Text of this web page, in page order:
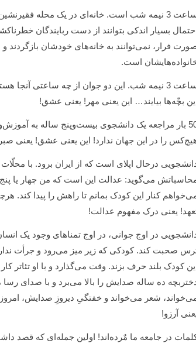
ساعت 3 نیمه شب است. خانه‌ای در یک محله
بسیار اندکی بتوانند از دست ربایندگان
فرار، نمی‌توانند به خانه‌های خودشان
است.
بچّه‌ها بیایند… این یعنی مهر! یعنی عشق!
50 بار مراجعه یک دانشجوی بیست‌وپنج ساله به
را در این جهان ندارد! این یعنی عشق! یعنی
درحال اپلای است که از ایران برود. با
می‌گوید: عدالت این است که من چهار یا
کنار این کودک بمانم تا راهش را پیدا کند.
یعنی درک مفهوم عدالت!
در اوج جوانی، در اوج تمناهای وجود یک
صحبت کند. کودکی که زیر میز می‌رود و جرأت
کودک بلند حرف بزند. وقت می‌گذارد و با او
ده ساله صدایش را بالا می‌برد و با صدای
شعر می‌خواند و خفتگیِ دیروزِ صدایش،
آرزو!
در جامعه ما مٌرده‌اند! اولین جمله‌ای که قصد